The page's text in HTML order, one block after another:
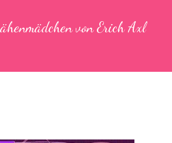
von Erich Axl